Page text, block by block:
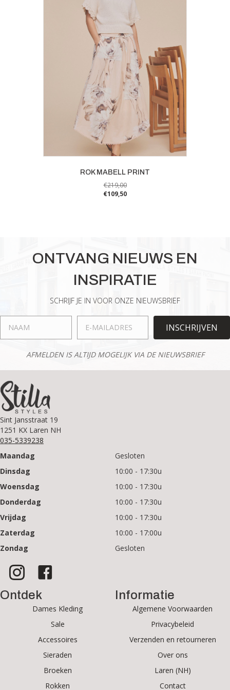
worden
de
productpagina
ROK MABELL PRINT
€219,00
€109,50
Deze
kan
gekozen
worden
de
productpagina
ONTVANG NIEUWS EN
INSPIRATIE
SCHRIJF JE IN VOOR ONZE NIEUWSBRIEF
INSCHRIJVEN
AFMELDEN IS ALTIJD MOGELIJK VIA DE NIEUWSBRIEF
Sint Jansstraat 19
1251 KX Laren NH
035-5339238
Maandag
Gesloten
Dinsdag
10:00 - 17:30u
Woensdag
10:00 - 17:30u
Donderdag
10:00 - 17:30u
Vrijdag
10:00 - 17:30u
Zaterdag
10:00 - 17:00u
Zondag
Gesloten
Ontdek
Dames Kleding
Sale
Accessoires
Sieraden
Broeken
Rokken
Informatie
Algemene Voorwaarden
Privacybeleid
Verzenden en retourneren
Over ons
Laren (NH)
Contact